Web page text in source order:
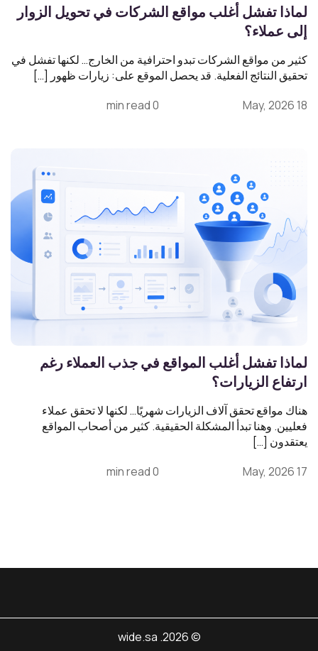
لماذا تفشل أغلب مواقع الشركات في تحويل الزوار
إلى عملاء؟
كثير من مواقع الشركات تبدو احترافية من الخارج… لكنها تفشل في
تحقيق النتائج الفعلية. قد يحصل الموقع على: زيارات ظهور […]
18 May, 2026
0 min read
لماذا تفشل أغلب المواقع في جذب العملاء رغم
ارتفاع الزيارات؟
هناك مواقع تحقق آلاف الزيارات شهريًا… لكنها لا تحقق عملاء
فعليين. وهنا تبدأ المشكلة الحقيقية. كثير من أصحاب المواقع
يعتقدون […]
17 May, 2026
0 min read
© 2026. wide.sa